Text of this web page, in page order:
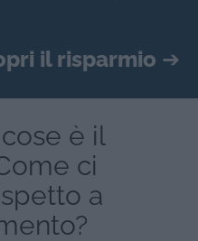
il risparmio ➔
è il
ci
a